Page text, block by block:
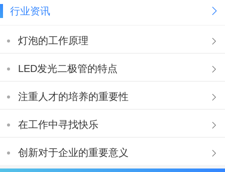
行业资讯
灯泡的工作原理
LED发光二极管的特点
注重人才的培养的重要性
在工作中寻找快乐
创新对于企业的重要意义